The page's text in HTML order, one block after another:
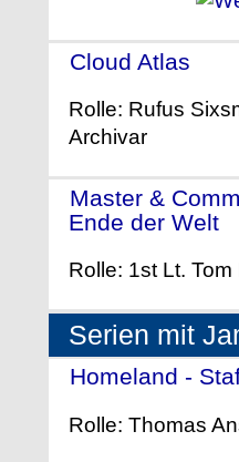
Cloud Atlas
Rolle: Rufus
Archivar
Master &
Ende der Welt
Rolle: 1st Lt. Tom
Serien mit
Homeland -
Rolle: Thomas